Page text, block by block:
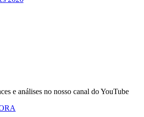
e análises no nosso canal do YouTube